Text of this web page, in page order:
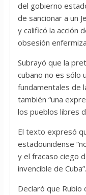
del gobierno
de sancionar a un
y calificó la acción
obsesión
Subrayó que la
cubano no es sólo
fundamentales de
también “una
los pueblos libres
El texto expresó
estadounidense
y el fracaso ciego
invencible de Cuba”.
Declaró que Rubio